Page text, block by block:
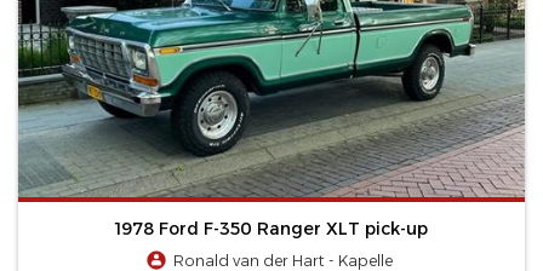
1978 Ford F-350 Ranger XLT pick-up
Ronald van der Hart - Kapelle